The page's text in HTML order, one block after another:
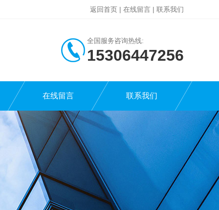
返回首页 | 在线留言 | 联系我们
全国服务咨询热线:
15306447256
在线留言 联系我们